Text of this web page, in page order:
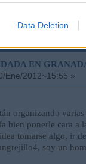
Data Deletion
(Leído
EN
Ene/2012~15:55 »
organizando
bien ponerle cara
tomarse algo, ir
soy un